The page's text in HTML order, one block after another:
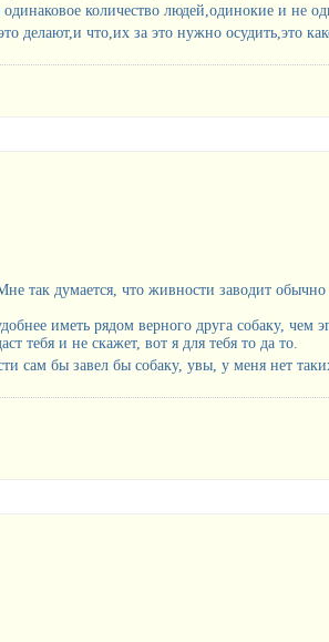
количество людей,одинокие и не
делают,и что,их за это нужно осудить,это
так думается, что живности заводит
иметь рядом верного друга собаку, чем
тебя и не скажет, вот я для тебя то да то.
сам бы завел бы собаку, увы, у меня нет